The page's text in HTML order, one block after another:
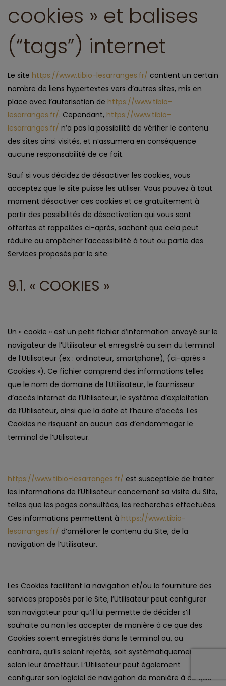
cookies » et balises
(“tags”) internet
Le site https://www.tibio-lesarranges.fr/ contient un certain
nombre de liens hypertextes vers d’autres sites, mis en
place avec l’autorisation de https://www.tibio-
lesarranges.fr/. Cependant, https://www.tibio-
lesarranges.fr/ n’a pas la possibilité de vérifier le contenu
des sites ainsi visités, et n’assumera en conséquence
aucune responsabilité de ce fait.
Sauf si vous décidez de désactiver les cookies, vous
acceptez que le site puisse les utiliser. Vous pouvez à tout
moment désactiver ces cookies et ce gratuitement à
partir des possibilités de désactivation qui vous sont
offertes et rappelées ci-après, sachant que cela peut
réduire ou empêcher l’accessibilité à tout ou partie des
Services proposés par le site.
9.1. « COOKIES »
Un « cookie » est un petit fichier d’information envoyé sur le
navigateur de l’Utilisateur et enregistré au sein du terminal
de l’Utilisateur (ex : ordinateur, smartphone), (ci-après «
Cookies »). Ce fichier comprend des informations telles
que le nom de domaine de l’Utilisateur, le fournisseur
d’accès Internet de l’Utilisateur, le système d’exploitation
de l’Utilisateur, ainsi que la date et l’heure d’accès. Les
Cookies ne risquent en aucun cas d’endommager le
terminal de l’Utilisateur.
https://www.tibio-lesarranges.fr/ est susceptible de traiter
les informations de l’Utilisateur concernant sa visite du Site,
telles que les pages consultées, les recherches effectuées.
Ces informations permettent à https://www.tibio-
lesarranges.fr/ d’améliorer le contenu du Site, de la
navigation de l’Utilisateur.
Les Cookies facilitant la navigation et/ou la fourniture des
services proposés par le Site, l’Utilisateur peut configurer
son navigateur pour qu’il lui permette de décider s’il
souhaite ou non les accepter de manière à ce que des
Cookies soient enregistrés dans le terminal ou, au
contraire, qu’ils soient rejetés, soit systématiquement, soit
selon leur émetteur. L’Utilisateur peut également
configurer son logiciel de navigation de manière à ce que